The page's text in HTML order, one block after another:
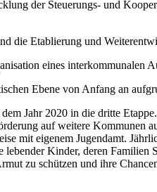
der Steuerungs- und
die Etablierung und
eines
Ebene von Anfang an
Jahr 2020 in die dritte
auf weitere Kommunen
mit eigenem Jugendamt.
Kinder, deren
zu schützen und ihre